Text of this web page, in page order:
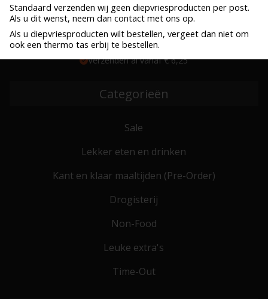
Standaard verzenden wij geen diepvriesproducten per post.
Als u dit wenst, neem dan contact met ons op.
Als u diepvriesproducten wilt bestellen, vergeet dan niet om
ook een thermo tas erbij te bestellen.
Gratis levering DPD & Post NL vanaf € 100,- (NL) max 20 kilo
Bestel voor 10:00, zelfde werkdag verzonden
Verzenden al vanaf € 6,25
Categorieën
Sale
Lekker eten en drinken
Kant en klaar maaltijden (Pre-Order)
Drogisterij
Non-Food
Leuke extra's
Time-Out